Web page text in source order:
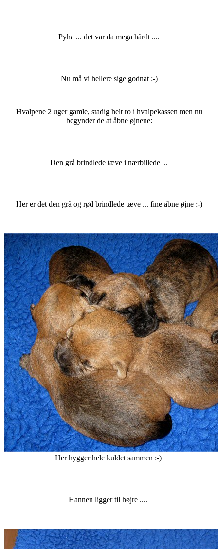
Pyha ... det var da mega hårdt ....
Nu må vi hellere sige godnat :-)
Hvalpene 2 uger gamle, stadig helt ro i hvalpekassen men nu
begynder de at åbne øjnene:
Den grå brindlede tæve i nærbillede ...
Her er det den grå og rød brindlede tæve ... fine åbne øjne :-)
Her hygger hele kuldet sammen :-)
Hannen ligger til højre ....